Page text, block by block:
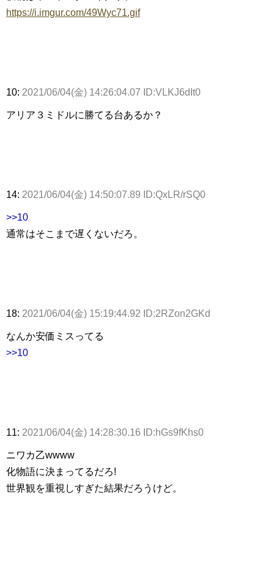
https://i.imgur.com/49Wyc71.gif
10: 2021/06/04(金) 14:26:04.07 ID:VLKJ6dIt0
アリア３ミドルに勝てる台あるか？
14: 2021/06/04(金) 14:50:07.89 ID:QxLR/rSQ0
>>10
通常はそこまで遅くないだろ。
18: 2021/06/04(金) 15:19:44.92 ID:2RZon2GKd
なんか安価ミスってる
>>10
11: 2021/06/04(金) 14:28:30.16 ID:hGs9fKhs0
ニワカ乙wwww
化物語に決まってるだろ!
世界観を重視しすぎた結果だろうけど。